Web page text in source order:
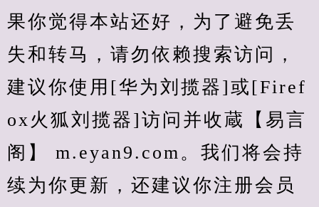
果你觉得本站还好，为了避免丢
失和转马，请勿依赖搜索访问，
建议你使用[华为刘揽器]或[Firef
ox火狐刘揽器]访问并收蔵【易言
阁】 m.eyan9.com。我们将会持
续为你更新，还建议你注册会员